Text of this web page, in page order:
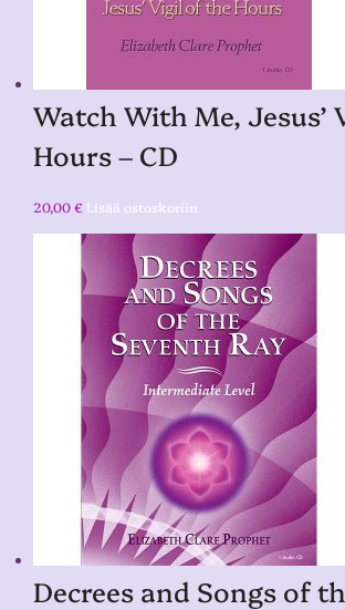
Watch With Me, Jesus’
Hours – CD
20,00€ Lisää ostoskoriin
Decrees and Songs of